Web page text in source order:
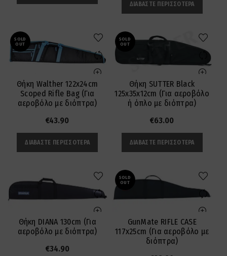
ΔΙΑΒΆΣΤΕ ΠΕΡΙΣΣΌΤΕΡΑ
SOLD
OUT
Θήκη Walther 122x24cm
Scoped Rifle Bag (Για
αεροβόλο με διόπτρα)
€43.90
ΔΙΑΒΆΣΤΕ ΠΕΡΙΣΣΌΤΕΡΑ
SOLD
OUT
Θήκη SUTTER Black
125x35x12cm (Για αεροβόλο
ή όπλο με διόπτρα)
€63.00
ΔΙΑΒΆΣΤΕ ΠΕΡΙΣΣΌΤΕΡΑ
Θήκη DIANA 130cm (Για
αεροβόλο με διόπτρα)
€34.90
SOLD
OUT
GunMate RIFLE CASE
117x25cm (Για αεροβόλο με
διόπτρα)